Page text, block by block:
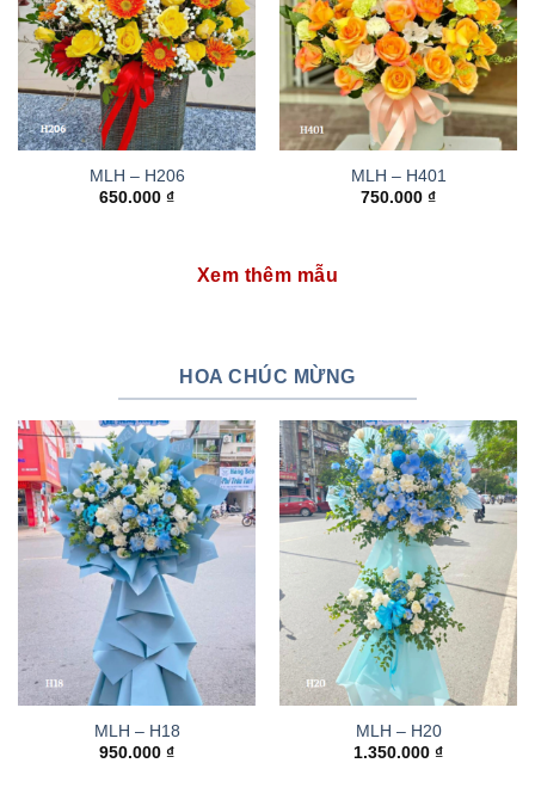
MLH – H206
650.000 ₫
MLH – H401
750.000 ₫
Xem thêm mẫu
HOA CHÚC MỪNG
MLH – H18
950.000 ₫
MLH – H20
1.350.000 ₫